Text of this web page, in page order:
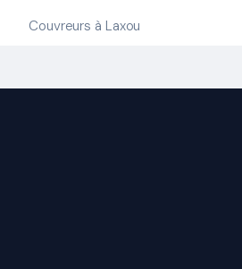
Couvreurs à Laxou